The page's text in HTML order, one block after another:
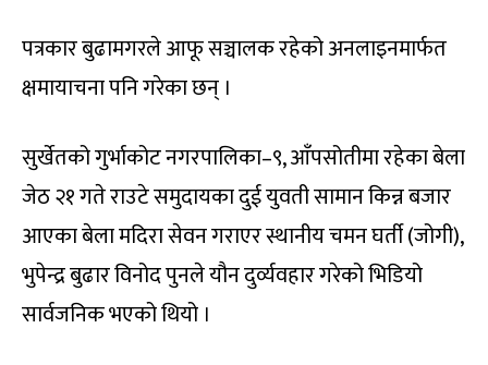
पत्रकार बुढामगरले आफू सञ्चालक रहेको अनलाइनमार्फत
क्षमायाचना पनि गरेका छन् ।
सुर्खेतको गुर्भाकोट नगरपालिका–९, आँपसोतीमा रहेका बेला
जेठ २१ गते राउटे समुदायका दुई युवती सामान किन्न बजार
आएका बेला मदिरा सेवन गराएर स्थानीय चमन घर्ती (जोगी),
भुपेन्द्र बुढार विनोद पुनले यौन दुर्व्यवहार गरेको भिडियो
सार्वजनिक भएको थियो ।